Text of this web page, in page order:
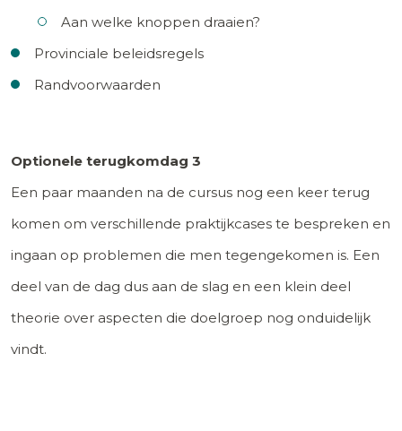
Aan welke knoppen draaien?
Provinciale beleidsregels
Randvoorwaarden
Optionele terugkomdag 3
Een paar maanden na de cursus nog een keer terug
komen om verschillende praktijkcases te bespreken en
ingaan op problemen die men tegengekomen is. Een
deel van de dag dus aan de slag en een klein deel
theorie over aspecten die doelgroep nog onduidelijk
vindt.